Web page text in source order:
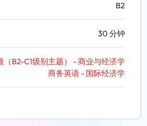
B2
30 分钟
（B2-C1级别主题） - 商业与经济学
商务英语 - 国际经济学